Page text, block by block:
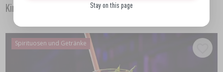
Kirschwein – kräftig, halbsüß
Spirituosen und Getränke
Stay on this page